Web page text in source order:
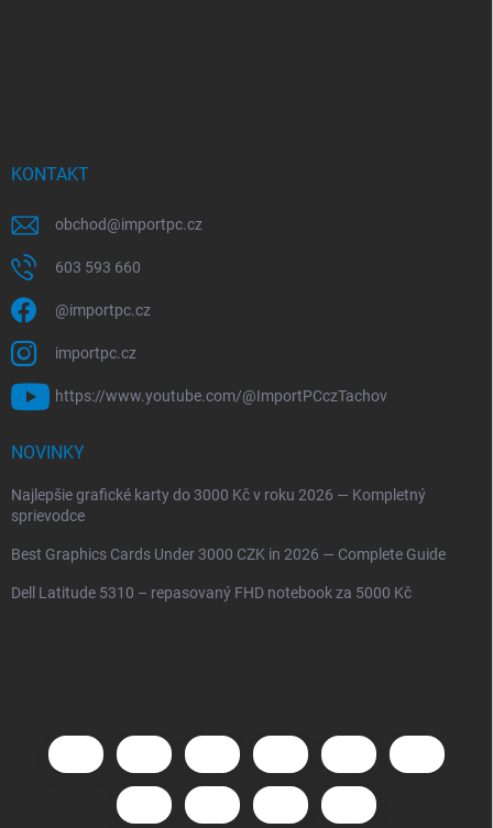
KONTAKT
obchod@importpc.cz
603 593 660
@importpc.cz
importpc.cz
https://www.youtube.com/@ImportPCczTachov
NOVINKY
Najlepšie grafické karty do 3000 Kč v roku 2026 — Kompletný
sprievodce
Best Graphics Cards Under 3000 CZK in 2026 — Complete Guide
Dell Latitude 5310 – repasovaný FHD notebook za 5000 Kč